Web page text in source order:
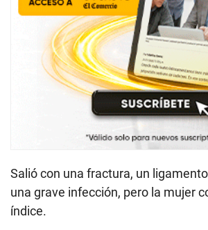
Salió con una fractura, un
una grave infección, pero la mujer
índice.